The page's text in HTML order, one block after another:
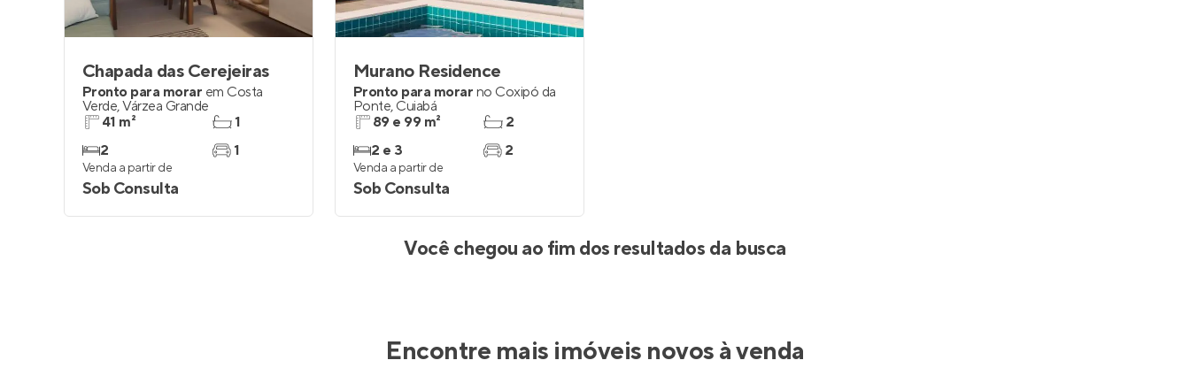
Chapada das Cerejeiras
Pronto para morar em Costa
Verde,Várzea Grande
41 m²
2
1
1
Venda a partir de
Sob Consulta
Murano Residence
Pronto para morar no Coxipó da
Ponte, Cuiabá
89 e 99 m²
2 e 3
2
2
Venda a partir de
Sob Consulta
Você chegou ao fim dos resultados da busca
Encontre mais imóveis novos à venda